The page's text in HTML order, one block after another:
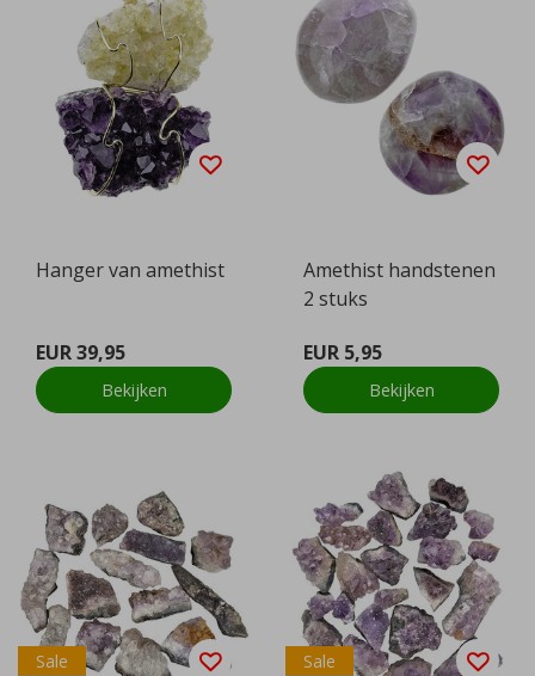
Hanger van amethist
EUR 39,95
Bekijken
Amethist handstenen
2 stuks
EUR 5,95
Bekijken
Sale Sale